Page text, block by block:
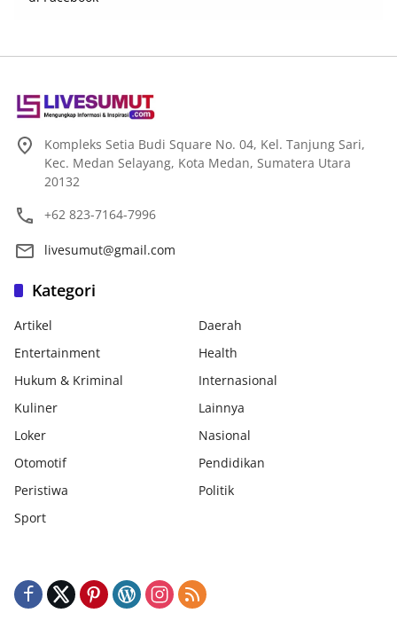
Kompleks Setia Budi Square No. 04, Kel. Tanjung Sari,
Kec. Medan Selayang, Kota Medan, Sumatera Utara
20132
+62 823-7164-7996
livesumut@gmail.com
Kategori
Artikel
Daerah
Entertainment
Health
Hukum & Kriminal
Internasional
Kuliner
Lainnya
Loker
Nasional
Otomotif
Pendidikan
Peristiwa
Politik
Sport